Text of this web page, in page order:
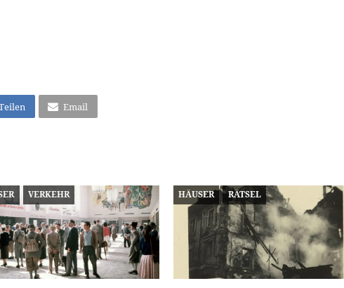
Email
VERKEHR HÄUSER RÄTSEL